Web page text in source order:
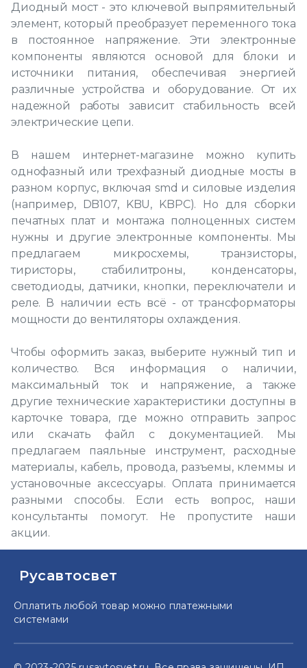
Диодный мост - это ключевой выпрямительный
элемент, который преобразует переменного тока
в постоянное напряжение. Эти электронные
компоненты являются основой для блоки и
источники питания, обеспечивая энергией
различные устройства и оборудование. От их
надежной работы зависит стабильность всей
электрические цепи.
В нашем интернет-магазине можно купить
однофазный или трехфазный диодные мосты в
разном корпус, включая smd и силовые изделия
(например, DB107, KBU, KBPC). Но для сборки
печатных плат и монтажа полноценных систем
нужны и другие электронные компоненты. Мы
предлагаем микросхемы, транзисторы,
тиристоры, стабилитроны, конденсаторы,
светодиоды, датчики, кнопки, переключатели и
реле. В наличии есть всё - от трансформаторы
мощности до вентиляторы охлаждения.
Чтобы оформить заказ, выберите нужный тип и
количество. Вся информация о наличии,
максимальный ток и напряжение, а также
другие технические характеристики доступны в
карточке товара, где можно отправить запрос
или скачать файл с документацией. Мы
предлагаем паяльные инструмент, расходные
материалы, кабель, провода, разъемы, клеммы и
установочные аксессуары. Оплата принимается
разными способы. Если есть вопрос, наши
консультанты помогут. Не пропустите наши
акции.
Русавтосвет
Оплатить любой товар можно платежными
системами